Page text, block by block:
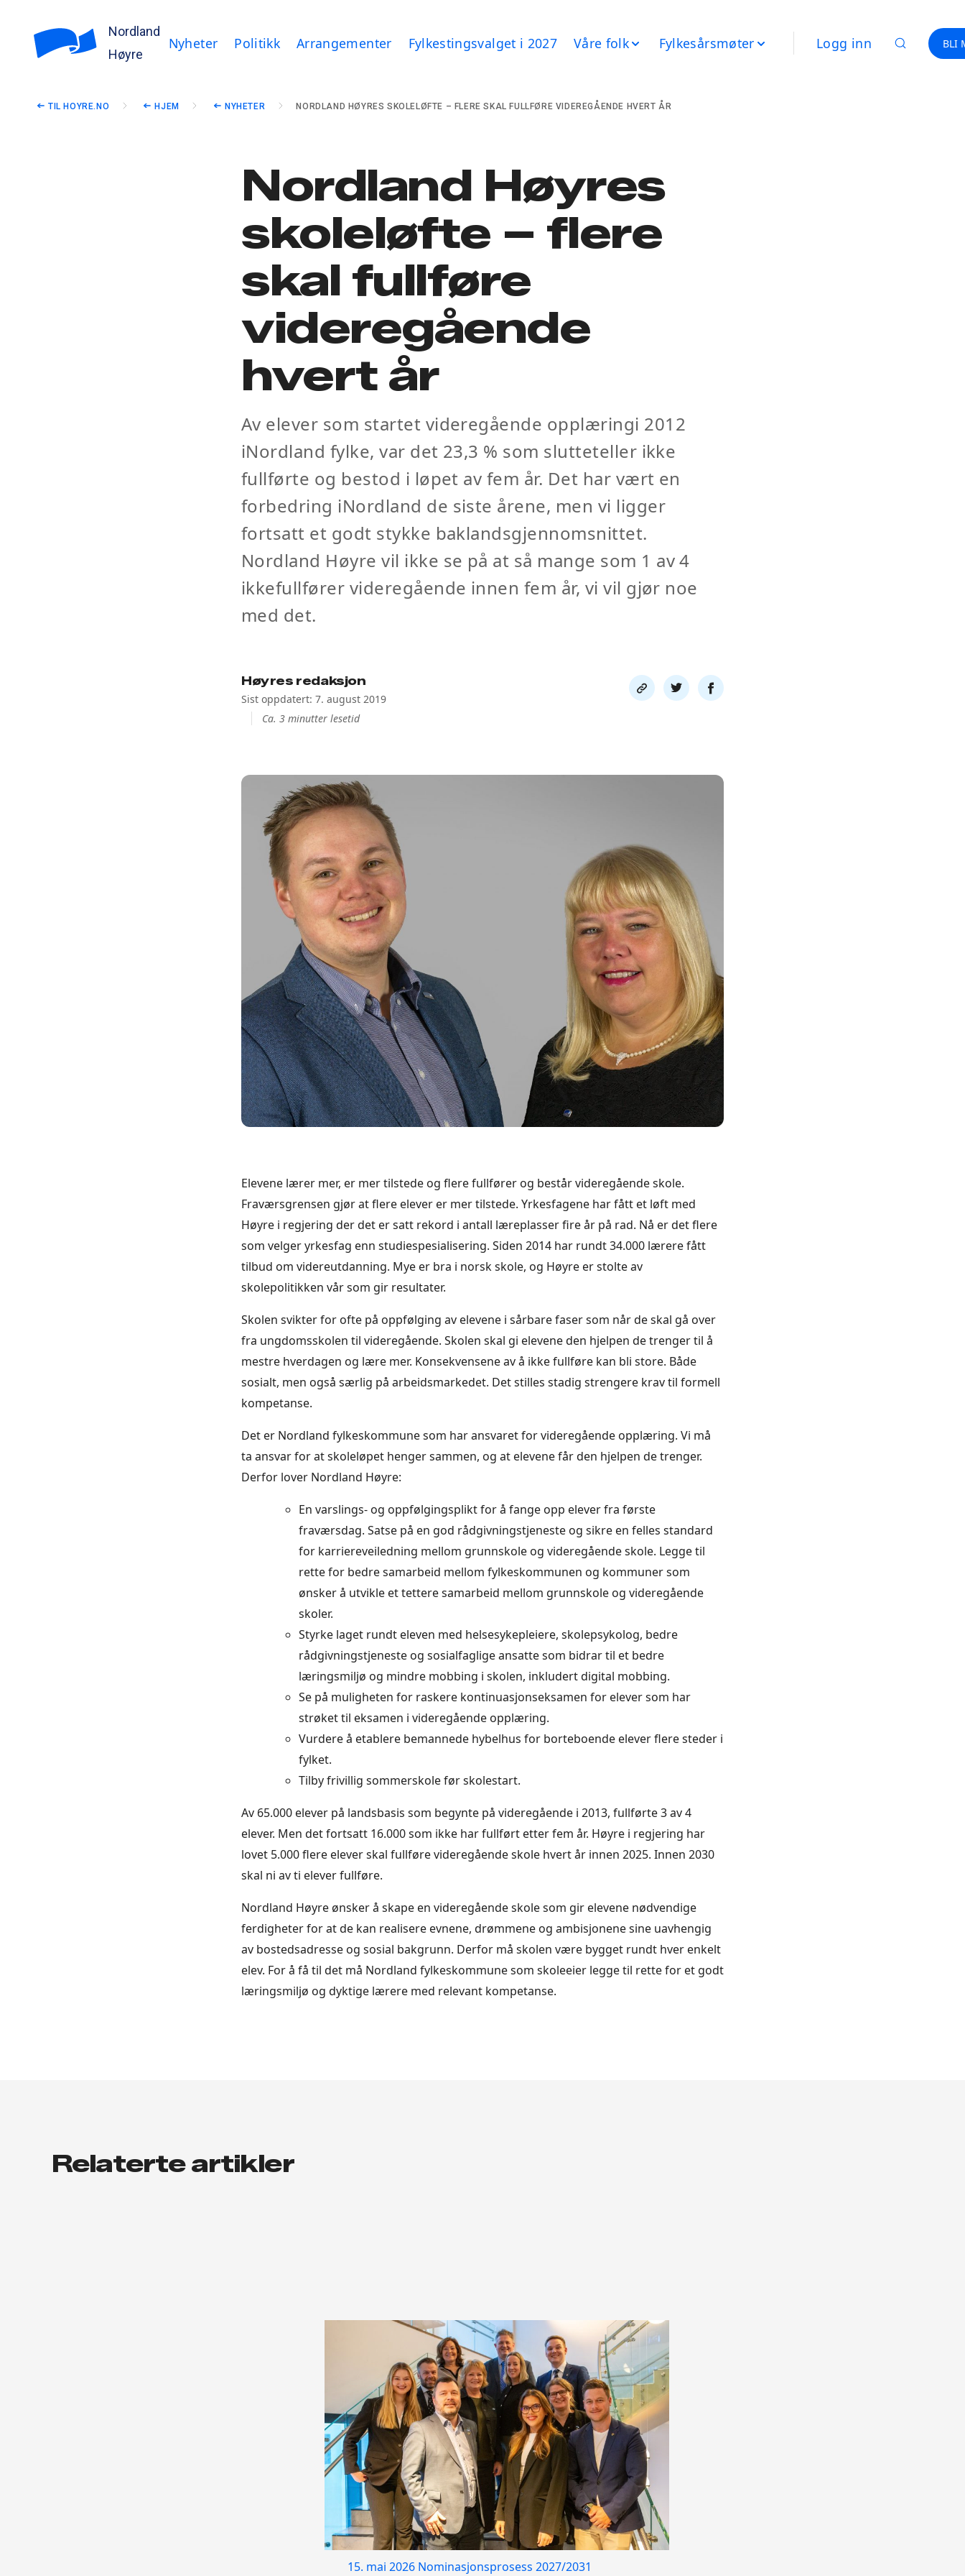
Nordland
Høyre
Nyheter Politikk Arrangementer Fylkestingsvalget i 2027 Våre folk Fylkesårsmøter Logg inn BLI
TIL HOYRE.NO HJEM NYHETER NORDLAND HØYRES SKOLELØFTE – FLERE SKAL FULLFØRE VIDEREGÅENDE HVERT ÅR
Nordland Høyres
skoleløfte – flere
skal fullføre
videregående
hvert år
Av elever som startet videregående opplæringi 2012
iNordland fylke, var det 23,3 % som slutteteller ikke
fullførte og bestod i løpet av fem år. Det har vært en
forbedring iNordland de siste årene, men vi ligger
fortsatt et godt stykke baklandsgjennomsnittet.
Nordland Høyre vil ikke se på at så mange som 1 av 4
ikkefullfører videregående innen fem år, vi vil gjør noe
med det.
Høyres redaksjon
Sist oppdatert: 7. august 2019
Ca. 3 minutter lesetid
Del
link
Del
på
Del
på
Elevene lærer mer, er mer tilstede og flere fullfører og består videregående skole.
Fraværsgrensen gjør at flere elever er mer tilstede. Yrkesfagene har fått et løft med
Høyre i regjering der det er satt rekord i antall læreplasser fire år på rad. Nå er det flere
som velger yrkesfag enn studiespesialisering. Siden 2014 har rundt 34.000 lærere fått
tilbud om videreutdanning. Mye er bra i norsk skole, og Høyre er stolte av
skolepolitikken vår som gir resultater.
Skolen svikter for ofte på oppfølging av elevene i sårbare faser som når de skal gå over
fra ungdomsskolen til videregående. Skolen skal gi elevene den hjelpen de trenger til å
mestre hverdagen og lære mer. Konsekvensene av å ikke fullføre kan bli store. Både
sosialt, men også særlig på arbeidsmarkedet. Det stilles stadig strengere krav til formell
kompetanse.
Det er Nordland fylkeskommune som har ansvaret for videregående opplæring. Vi må
ta ansvar for at skoleløpet henger sammen, og at elevene får den hjelpen de trenger.
Derfor lover Nordland Høyre:
En varslings- og oppfølgingsplikt for å fange opp elever fra første
fraværsdag. Satse på en god rådgivningstjeneste og sikre en felles standard
for karriereveiledning mellom grunnskole og videregående skole. Legge til
rette for bedre samarbeid mellom fylkeskommunen og kommuner som
ønsker å utvikle et tettere samarbeid mellom grunnskole og videregående
skoler.
Styrke laget rundt eleven med helsesykepleiere, skolepsykolog, bedre
rådgivningstjeneste og sosialfaglige ansatte som bidrar til et bedre
læringsmiljø og mindre mobbing i skolen, inkludert digital mobbing.
Se på muligheten for raskere kontinuasjonseksamen for elever som har
strøket til eksamen i videregående opplæring.
Vurdere å etablere bemannede hybelhus for borteboende elever flere steder i
fylket.
Tilby frivillig sommerskole før skolestart.
Av 65.000 elever på landsbasis som begynte på videregående i 2013, fullførte 3 av 4
elever. Men det fortsatt 16.000 som ikke har fullført etter fem år. Høyre i regjering har
lovet 5.000 flere elever skal fullføre videregående skole hvert år innen 2025. Innen 2030
skal ni av ti elever fullføre.
Nordland Høyre ønsker å skape en videregående skole som gir elevene nødvendige
ferdigheter for at de kan realisere evnene, drømmene og ambisjonene sine uavhengig
av bostedsadresse og sosial bakgrunn. Derfor må skolen være bygget rundt hver enkelt
elev. For å få til det må Nordland fylkeskommune som skoleeier legge til rette for et godt
læringsmiljø og dyktige lærere med relevant kompetanse.
Relaterte artikler
15. mai 2026 Nominasjonsprosess 2027/2031